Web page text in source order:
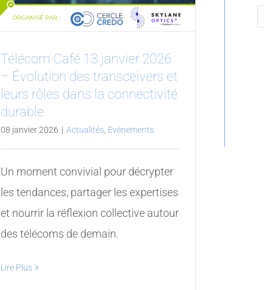
Télécom Café 13 janvier 2026
– Évolution des transceivers et
leurs rôles dans la connectivité
durable
08 janvier 2026 | Actualités, Evènements
Un moment convivial pour décrypter
les tendances, partager les expertises
et nourrir la réflexion collective autour
des télécoms de demain.
Lire Plus